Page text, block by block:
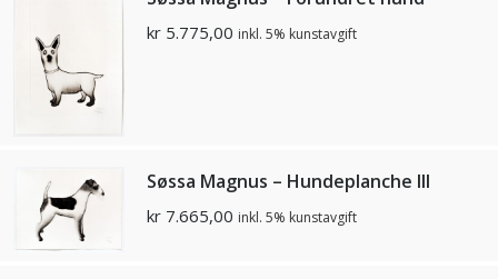
kr 5.775,00 inkl. 5% kunstavgift
Søssa Magnus – Hundeplanche III
kr 7.665,00 inkl. 5% kunstavgift